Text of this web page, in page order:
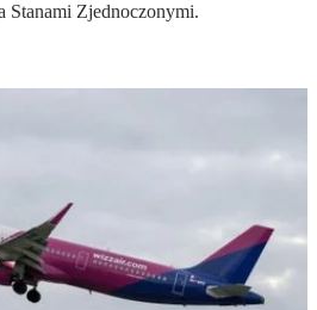
Stanami Zjednoczonymi.